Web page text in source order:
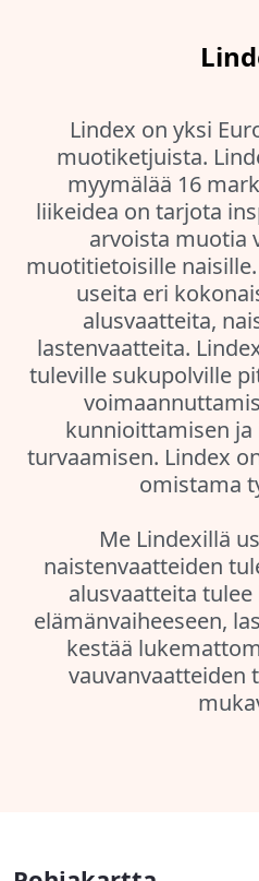
Lindex on yksi
muotiketjuista.
myymälää 16
liikeidea on tarjota
arvoista muotia
muotitietoisille
useita eri
alusvaatteita,
lastenvaatteita.
tuleville sukupolville
kunnioittamisen
turvaamisen. Lindex
omistama
Me Lindexillä
naistenvaatteiden
alusvaatteita
elämänvaiheeseen,
kestää
vauvanvaatteiden